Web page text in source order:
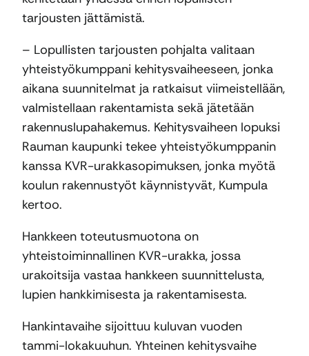
tarjousten jättämistä.
– Lopullisten tarjousten pohjalta valitaan
yhteistyökumppani kehitysvaiheeseen, jonka
aikana suunnitelmat ja ratkaisut viimeistellään,
valmistellaan rakentamista sekä jätetään
rakennuslupahakemus. Kehitysvaiheen lopuksi
Rauman kaupunki tekee yhteistyökumppanin
kanssa KVR-urakkasopimuksen, jonka myötä
koulun rakennustyöt käynnistyvät, Kumpula
kertoo.
Hankkeen toteutusmuotona on
yhteistoiminnallinen KVR-urakka, jossa
urakoitsija vastaa hankkeen suunnittelusta,
lupien hankkimisesta ja rakentamisesta.
Hankintavaihe sijoittuu kuluvan vuoden
tammi-lokakuuhun. Yhteinen kehitysvaihe